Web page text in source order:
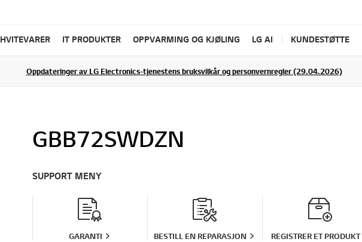
HVITEVARER IT PRODUKTER OPPVARMING OG KJØLING LG AI KUNDESTØTTE
Oppdateringer av LG Electronics-tjenestens bruksvilkår og personvernregler (29.04.2026)
GBB72SWDZN
SUPPORT MENY
GARANTI BESTILL EN REPARASJON REGISTRER ET PRODUKT